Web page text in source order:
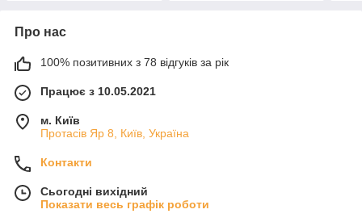
Про нас
100% позитивних з 78 відгуків за рік
Працює з 10.05.2021
м. Київ
Протасів Яр 8, Київ, Україна
Контакти
Сьогодні вихідний
Показати весь графік роботи